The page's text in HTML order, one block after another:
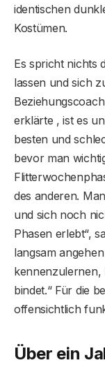
identischen
Kostümen.
Es spricht nichts
lassen und sich
erklärte , ist es
besten und
bevor man
des anderen.
und sich noch
Phasen erlebt“,
langsam
kennenzulernen,
bindet.“ Für die
offensichtlich
Über ein